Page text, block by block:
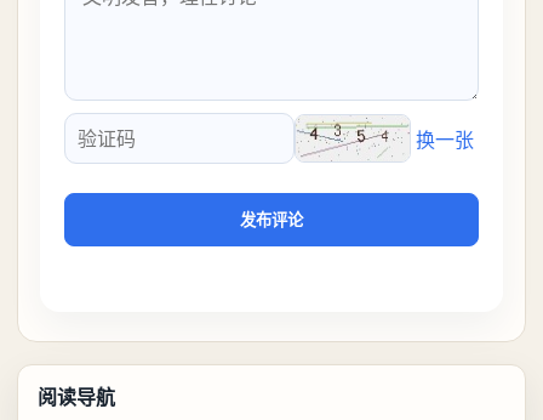
验证码
换一张
发布评论
阅读导航